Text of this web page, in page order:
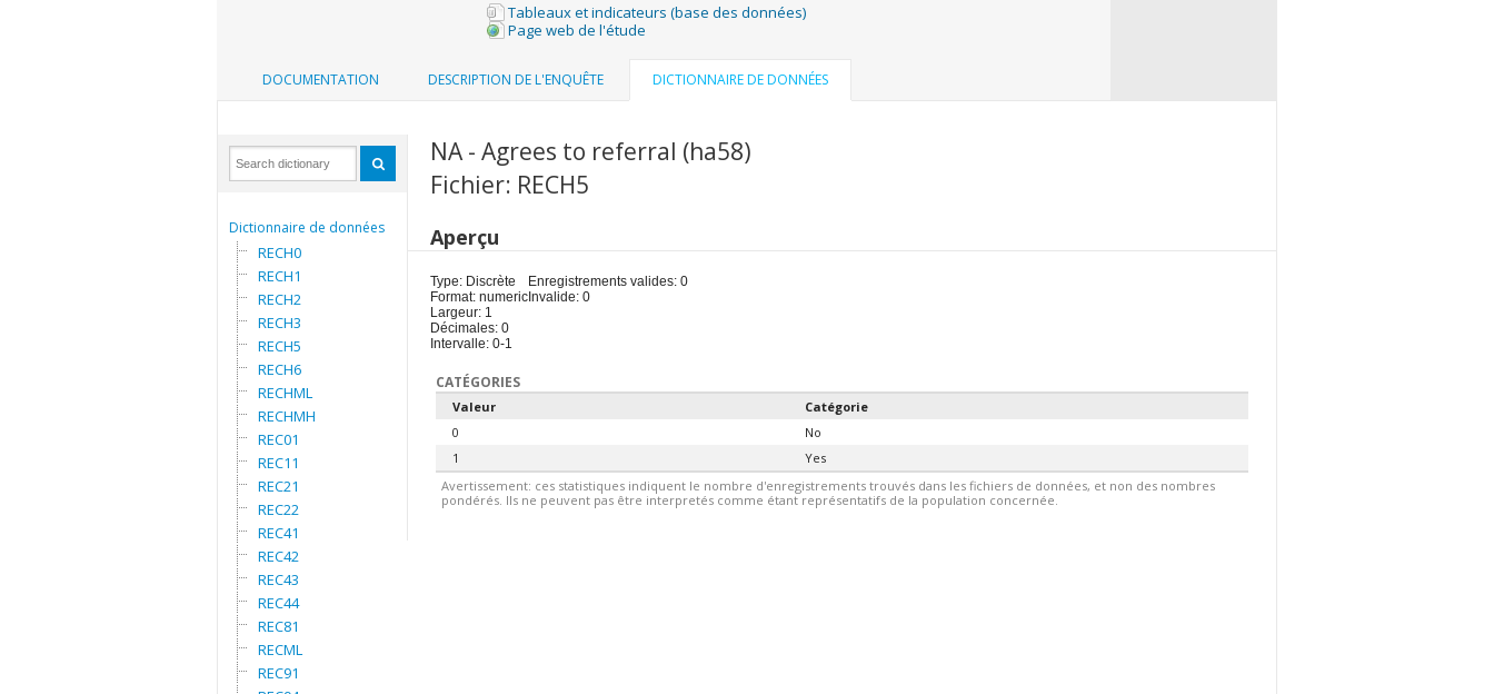
Tableaux et indicateurs (base des données)
Page web de l'étude
DOCUMENTATION DESCRIPTION DE L'ENQUÊTE DICTIONNAIRE DE DONNÉES
Dictionnaire de données
RECH0
RECH1
RECH2
RECH3
RECH5
RECH6
RECHML
RECHMH
REC01
REC11
REC21
REC22
REC41
REC42
REC43
REC44
REC81
RECML
REC91
NA - Agrees to referral (ha58)
Fichier: RECH5
Aperçu
Type: Discrète
Format: numeric
Largeur: 1
Décimales: 0
Intervalle: 0-1
Enregistrements valides: 0
Invalide: 0
CATÉGORIES
Valeur
Catégorie
0
No
1
Yes
Avertissement: ces statistiques indiquent le nombre d'enregistrements trouvés dans les fichiers de données, et non des nombres
pondérés. Ils ne peuvent pas être interpretés comme étant représentatifs de la population concernée.